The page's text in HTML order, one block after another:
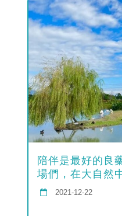
陪伴是最好的良
場們，在大自然
2021-12-22